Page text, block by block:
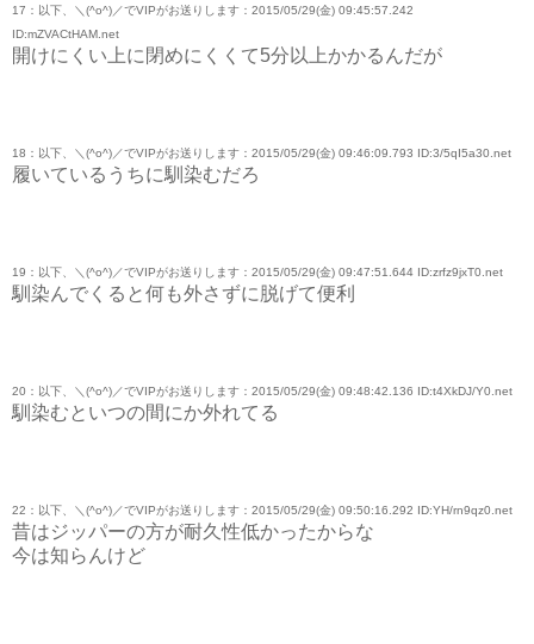
17：以下、＼(^o^)／でVIPがお送りします：2015/05/29(金) 09:45:57.242
ID:mZVACtHAM.net
開けにくい上に閉めにくくて5分以上かかるんだが
18：以下、＼(^o^)／でVIPがお送りします：2015/05/29(金) 09:46:09.793 ID:3/5qI5a30.net
履いているうちに馴染むだろ
19：以下、＼(^o^)／でVIPがお送りします：2015/05/29(金) 09:47:51.644 ID:zrfz9jxT0.net
馴染んでくると何も外さずに脱げて便利
20：以下、＼(^o^)／でVIPがお送りします：2015/05/29(金) 09:48:42.136 ID:t4XkDJ/Y0.net
馴染むといつの間にか外れてる
22：以下、＼(^o^)／でVIPがお送りします：2015/05/29(金) 09:50:16.292 ID:YH/rn9qz0.net
昔はジッパーの方が耐久性低かったからな
今は知らんけど